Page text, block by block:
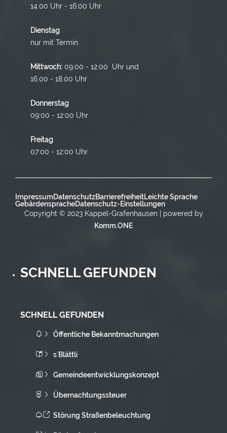
14:00 Uhr - 16:00 Uhr
Dienstag
nur mit Termin
Mittwoch: 09:00 - 12:00 Uhr und
16.00 - 18.00 Uhr
Donnerstag
09:00 - 12:00 Uhr
Freitag
07:00 - 12:00 Uhr
ImpressumDatenschutzBarrierefreiheitLeichte Sprache
GebärdenspracheDatenschutz-Einstellungen
Copyright © 2023 Kappel-Grafenhausen | powered by
Komm.ONE
SCHNELL GEFUNDEN
SCHNELL GEFUNDEN
Öffentliche Bekanntmachungen
s`Blättli
Gemeindeentwicklungskonzept
Übernachtungssteuer
Störung Straßenbeleuchtung